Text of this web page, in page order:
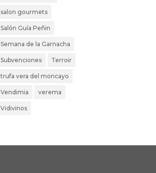
salon gourmets
Salón Guía Peñin
Semana de la Garnacha
Subvenciones Terroir
trufa vera del moncayo
Vendimia verema
Vidivinos